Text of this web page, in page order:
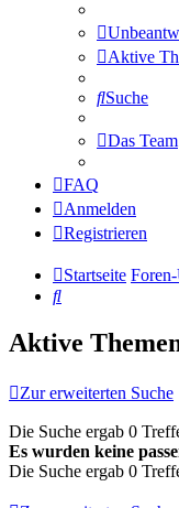
Aktive
Suche
Das Team
FAQ
Anmelden
Registrieren
Startseite
Suche
Aktive
Zur erweiterten Suche
Die Suche ergab 0
Es wurden keine
Die Suche ergab 0